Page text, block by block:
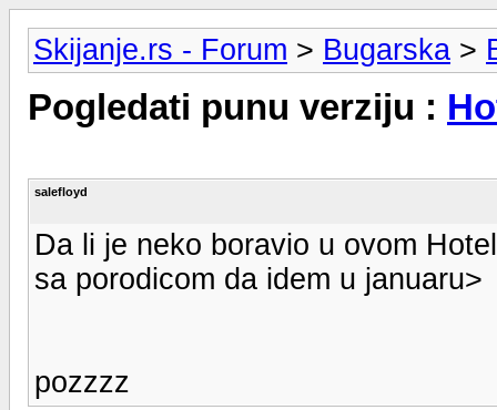
Skijanje.rs - Forum > Bugarska >
Pogledati punu verziju :
salefloyd
Da li je neko boravio u ovom
sa porodicom da idem u januaru>
pozzzz